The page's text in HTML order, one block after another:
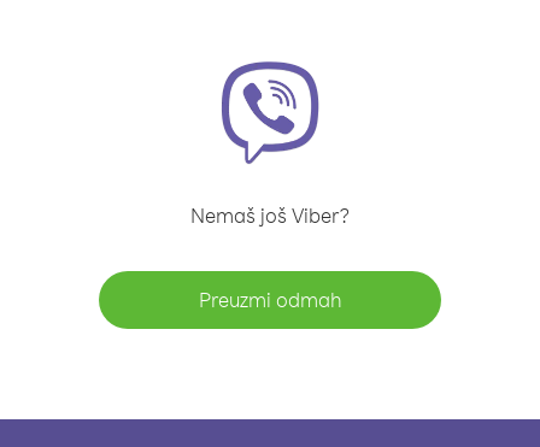
Nemaš još Viber?
Preuzmi odmah